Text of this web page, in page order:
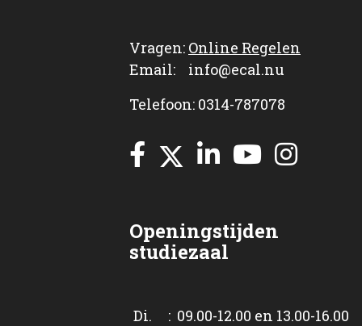
Vragen: Online Regelen
Email: info@ecal.nu
Telefoon: 0314-787078
Openingstijden
studiezaal
Di. : 09.00-12.00 en 13.00-16.00